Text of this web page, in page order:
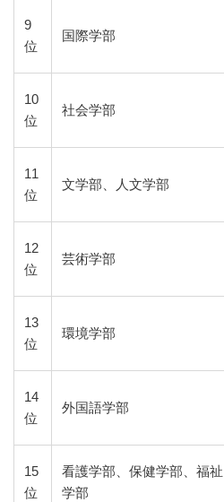
9
位
国際学部
10
位
社会学部
11
位
文学部、人文学部
12
位
芸術学部
13
位
環境学部
14
位
外国語学部
15
位
看護学部、保健学部、福祉
学部